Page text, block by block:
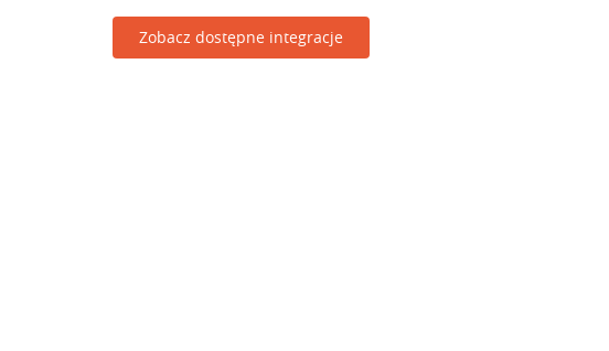
Zobacz dostępne integracje